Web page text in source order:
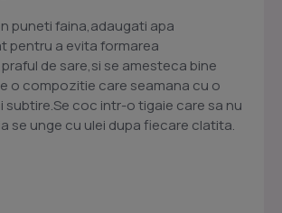
puneti faina,adaugati apa
pentru a evita formarea
de sare,si se amesteca bine
o compozitie care seamana cu o
subtire.Se coc intr-o tigaie care sa nu
se unge cu ulei dupa fiecare clatita.